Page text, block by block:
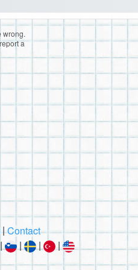
wrong.
a
|Contact
| | | |